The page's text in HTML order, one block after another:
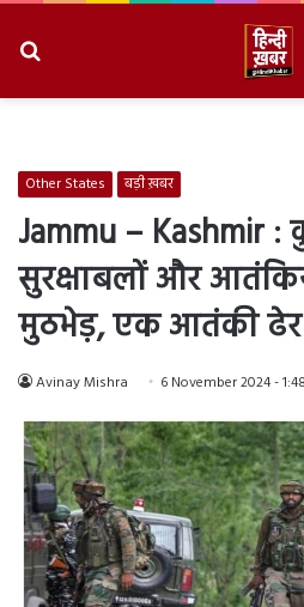
Other States बड़ी ख़बर
Jammu – Kashmir :
सुरक्षाबलों और
मुठभेड़, एक आतंकी ढेर
Avinay Mishra 6 November 2024 -